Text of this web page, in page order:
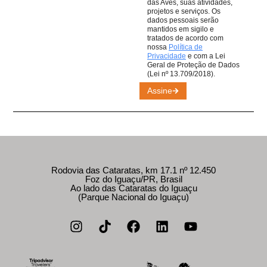
Assine
das Aves, suas atividades,
projetos e serviços. Os
dados pessoais serão
mantidos em sigilo e
tratados de acordo com
nossa Política de
Privacidade e com a Lei
Geral de Proteção de Dados
(Lei nº 13.709/2018).
Rodovia das Cataratas, km 17.1 nº 12.450
Foz do Iguaçu/PR, Brasil
Ao lado das Cataratas do Iguaçu
(Parque Nacional do Iguaçu)